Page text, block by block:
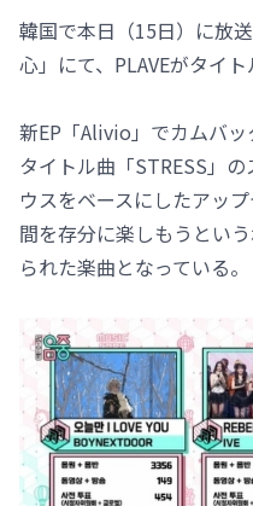
韓国で本日（15日）に放
心」にて、PLAVEがタイ
新EP「Alivio」でカムバ
タイトル曲「STRESS」
ウスをベースにしたアッ
間を存分に楽しもうとい
られた楽曲となっている。